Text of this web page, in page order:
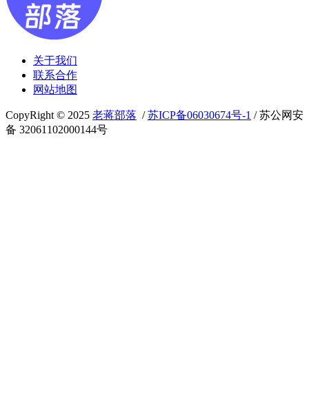
关于我们
联系合作
网站地图
CopyRight © 2025 老蒋部落 /苏ICP备06030674号-1 / 苏公网安
备 32061102000144号